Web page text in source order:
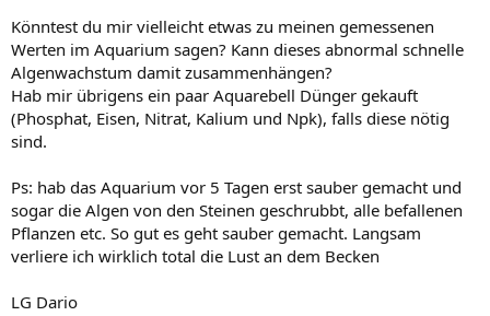
Könntest du mir vielleicht etwas zu meinen gemessenen
Werten im Aquarium sagen? Kann dieses abnormal schnelle
Algenwachstum damit zusammenhängen?
Hab mir übrigens ein paar Aquarebell Dünger gekauft
(Phosphat, Eisen, Nitrat, Kalium und Npk), falls diese nötig
sind.
Ps: hab das Aquarium vor 5 Tagen erst sauber gemacht und
sogar die Algen von den Steinen geschrubbt, alle befallenen
Pflanzen etc. So gut es geht sauber gemacht. Langsam
verliere ich wirklich total die Lust an dem Becken
LG Dario